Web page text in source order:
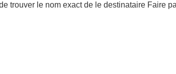
trouver le nom exact de le destinataire Faire